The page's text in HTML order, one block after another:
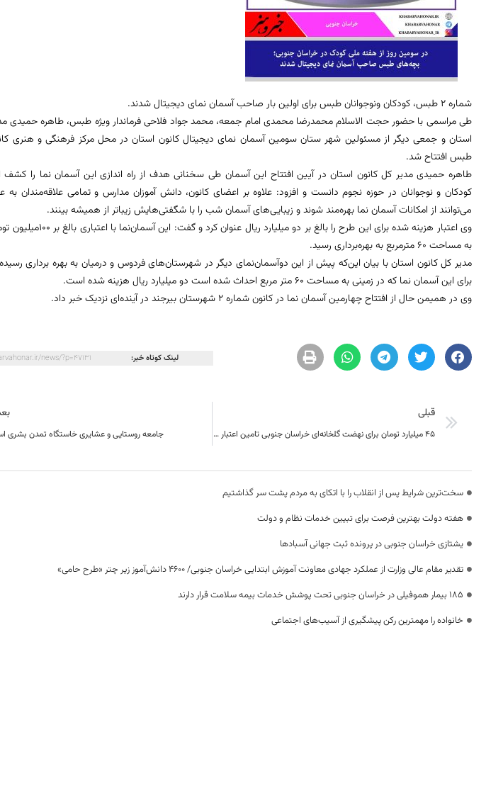
شماره 2 طبس، کودکان ونوجوانان طبس برای اولین بار صاحب آسمان نمای دیجیتال شدند.
طی مراسمی با حضور حجت الاسلام محمدرضا محمدی امام جمعه، محمد جواد فلاحی فرماندار ویژه طبس، طاهره حمیدی
طبس افتتاح شد.
طاهره حمیدی مدیر کل کانون استان در آیین افتتاح این آسمان طی سخنانی هدف از راه اندازی این آسمان نما را کشف
کودکان و نوجوانان در حوزه نجوم دانست و افزود: علاوه بر اعضای کانون، دانش آموزان مدارس و تمامی علاقه‌مندان به
می‌توانند از امکانات آسمان نما بهره‌‌مند شوند و زیبایی‌های آسمان شب را با شگفتی‌هایش زیباتر از همیشه بینند.
وی اعتبار هزینه شده برای این طرح را بالغ بر دو میلیارد
به مساحت 60 مترمربع به بهره‌برداری رسید.
مدیر کل کانون استان با بیان این‌که پیش از این دوآسمان‌نمای دیگر در شهرستان‌های فردوس و درمیان به بهره برداری
برای این آسمان نما که در زمینی به مساحت 60 متر مربع احداث شده است دو میلیارد ریال هزینه شده است.
وی در همیمن حال از افتتاح چهارمین آسمان نما در کانون شماره 2 شهرستان بیرجند در آینده‌ای نزدیک خبر داد.
لینک کوتاه خبر: news/?p=47131
قبلی
۴۵ میلیارد تومان برای نهضت گلخانه‌ای خراسان جنوبی تامین اعتبار شد جامعه روستایی و عشایری خاستگاه تمدن بشری
سخت‌ترین شرایط پس از انقلاب را با اتکای به مردم پشت سر گذاشتیم
هفته دولت بهترین فرصت برای تبیین خدمات نظام و دولت
یشتازی خراسان جنوبی در پرونده ثبت جهانی آسبادها
تقدیر مقام عالی وزارت از عملکرد جهادی معاونت آموزش ابتدایی خراسان جنوبی/ ۴۶۰۰ دانش‌آموز زیر چتر «طرح حامی»
۱۸۵ بیمار هموفیلی در خراسان جنوبی تحت پوشش خدمات بیمه سلامت قرار دارند
خانواده را مهمترین رکن پیشگیری از آسیب‌های اجتماعی